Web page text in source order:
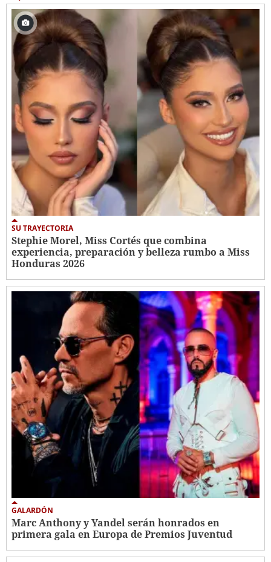
SU TRAYECTORIA
Stephie Morel, Miss Cortés que combina
experiencia, preparación y belleza rumbo a Miss
Honduras 2026
GALARDÓN
Marc Anthony y Yandel serán honrados en
primera gala en Europa de Premios Juventud